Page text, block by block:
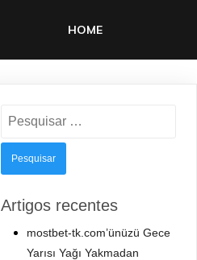
HOME
por:
Artigos recentes
mostbet-tk.com’ünüzü Gece
Yarısı Yağı Yakmadan